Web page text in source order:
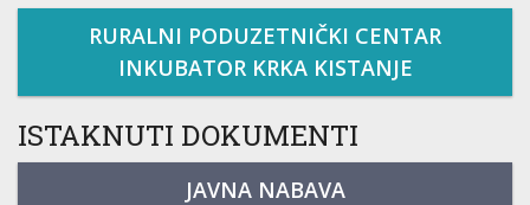
RURALNI PODUZETNIČKI CENTAR
INKUBATOR KRKA KISTANJE
ISTAKNUTI DOKUMENTI
JAVNA NABAVA